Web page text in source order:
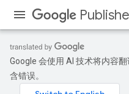
Google 会使用 AI 技术将内容
含错误。